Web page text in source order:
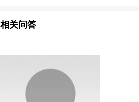
相关问答